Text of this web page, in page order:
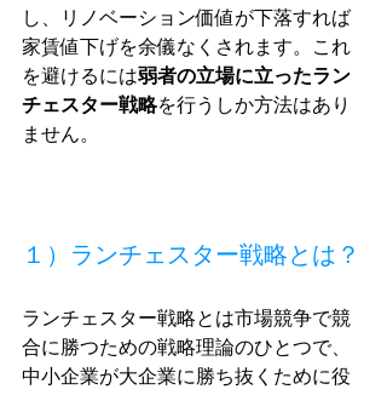
し、リノベーション価値が下落すれば
家賃値下げを余儀なくされます。これ
を避けるには弱者の立場に立ったラン
チェスター戦略を行うしか方法はあり
ません。
１）ランチェスター戦略とは？
ランチェスター戦略とは市場競争で競
合に勝つための戦略理論のひとつで、
中小企業が大企業に勝ち抜くために役